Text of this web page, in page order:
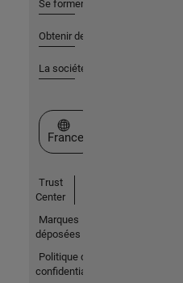
Se former
Obtenir de l'aide
La société
Sélectionner un site web
France
Trust
Center
Marques
déposées
Politique de
confidentialité